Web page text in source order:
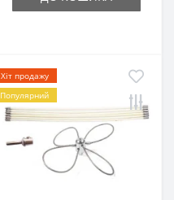
Хіт продажу
Популярний